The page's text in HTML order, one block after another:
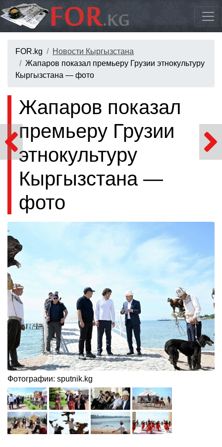
FOR.kg
Новости Кыргызстана
Жапаров показал премьеру Грузии этнокультуру
Кыргызстана — фото
Жапаров показал
премьеру Грузии
этнокультуру
Кыргызстана —
фото
Фотографии: sputnik.kg